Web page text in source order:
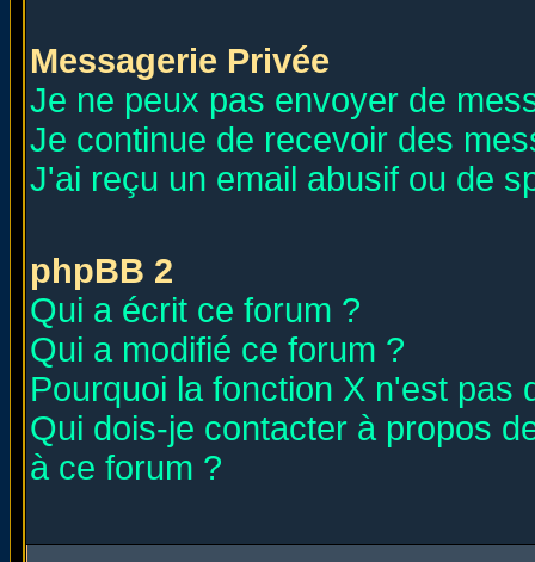
Messagerie Privée
Je ne peux pas envoyer de
Je continue de recevoir des
J'ai reçu un email abusif ou de
phpBB 2
Qui a écrit ce forum ?
Qui a modifié ce forum ?
Pourquoi la fonction X n'est pas
Qui dois-je contacter à propos
à ce forum ?